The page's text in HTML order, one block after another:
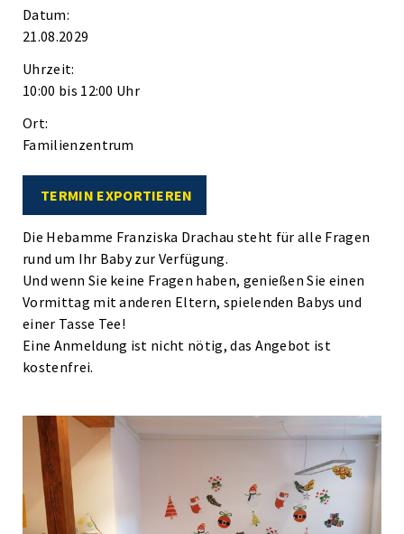
Datum:
21.08.2029
Uhrzeit:
10:00 bis 12:00 Uhr
Ort:
Familienzentrum
TERMIN EXPORTIEREN
Die Hebamme Franziska Drachau steht für alle Fragen
rund um Ihr Baby zur Verfügung.
Und wenn Sie keine Fragen haben, genießen Sie einen
Vormittag mit anderen Eltern, spielenden Babys und
einer Tasse Tee!
Eine Anmeldung ist nicht nötig, das Angebot ist
kostenfrei.